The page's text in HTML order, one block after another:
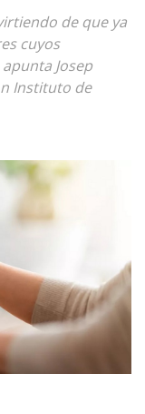
de que ya
cuyos
Josep
Instituto de